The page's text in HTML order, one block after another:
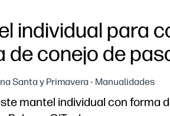
individual para
de conejo de
Santa y Primavera - Manualidades
mantel individual con forma